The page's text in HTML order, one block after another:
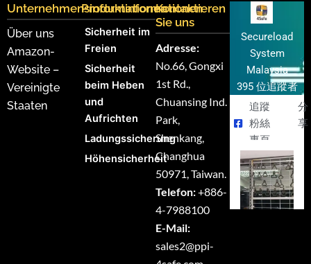
Unternehmensinformationen
Über uns
Amazon-
Website –
Vereinigte
Staaten
Produktinformationen
Sicherheit im
Freien
Sicherheit
beim Heben
und
Aufrichten
Ladungssicherung
Höhensicherheit
Kontaktieren
Sie uns
Adresse:
No.66, Gongxi
1st Rd.,
Chuansing Ind.
Park,
Shenkang,
Changhua
50971, Taiwan.
Telefon:+886-
4-7988100
E-Mail:
sales2@ppi-
Secureload
System
Malaysia
395 位追蹤者
追蹤
粉絲
專頁
分
享